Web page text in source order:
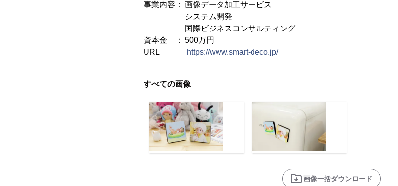
事業内容： 画像データ加工サービス
システム開発
国際ビジネスコンサルティング
資本金 ： 500万円
URL ：
https://www.smart-deco.jp/
すべての画像
画像一括ダウンロード